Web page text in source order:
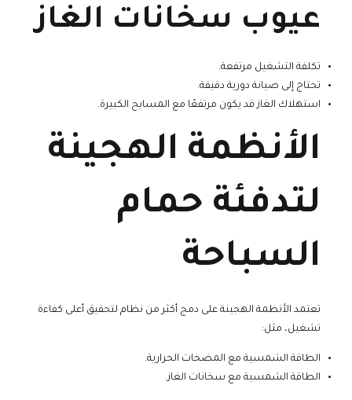
عيوب سخانات الغاز
تكلفة التشغيل مرتفعة.
تحتاج إلى صيانة دورية دقيقة.
استهلاك الغاز قد يكون مرتفعًا مع المسابح الكبيرة.
الأنظمة الهجينة
لتدفئة حمام
السباحة
تعتمد الأنظمة الهجينة على دمج أكثر من نظام لتحقيق أعلى كفاءة
تشغيل، مثل:
الطاقة الشمسية مع المضخات الحرارية.
الطاقة الشمسية مع سخانات الغاز.